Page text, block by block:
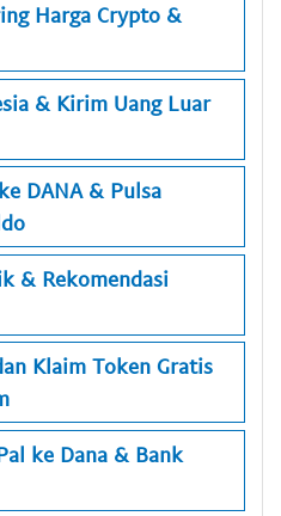
Harga Crypto &
& Kirim Uang Luar
DANA & Pulsa
& Rekomendasi
Klaim Token Gratis
ke Dana & Bank